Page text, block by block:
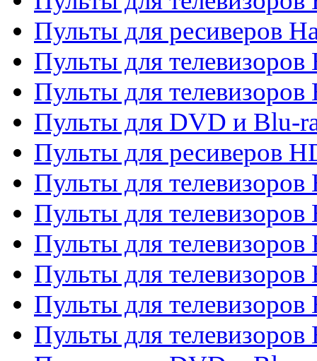
Пульты для ресиверов
Пульты для телевизоров
Пульты для телевизоров
Пульты для DVD и Blu-
Пульты для ресиверов
Пульты для
Пульты для телевизоров
Пульты для телевизоров
Пульты для телевизоров
Пульты для телевизоров
Пульты для телевизоров